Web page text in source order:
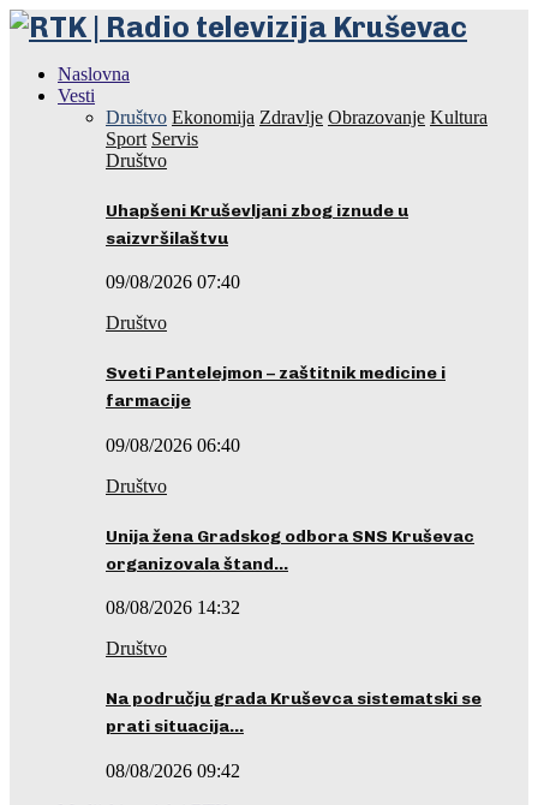
Naslovna
Vesti
Društvo Ekonomija Zdravlje Obrazovanje Kultura
Sport Servis
Društvo
Uhapšeni Kruševljani zbog iznude u
saizvršilaštvu
09/08/2026 07:40
Društvo
Sveti Pantelejmon – zaštitnik medicine i
farmacije
09/08/2026 06:40
Društvo
Unija žena Gradskog odbora SNS Kruševac
organizovala štand…
08/08/2026 14:32
Društvo
Na području grada Kruševca sistematski se
prati situacija…
08/08/2026 09:42